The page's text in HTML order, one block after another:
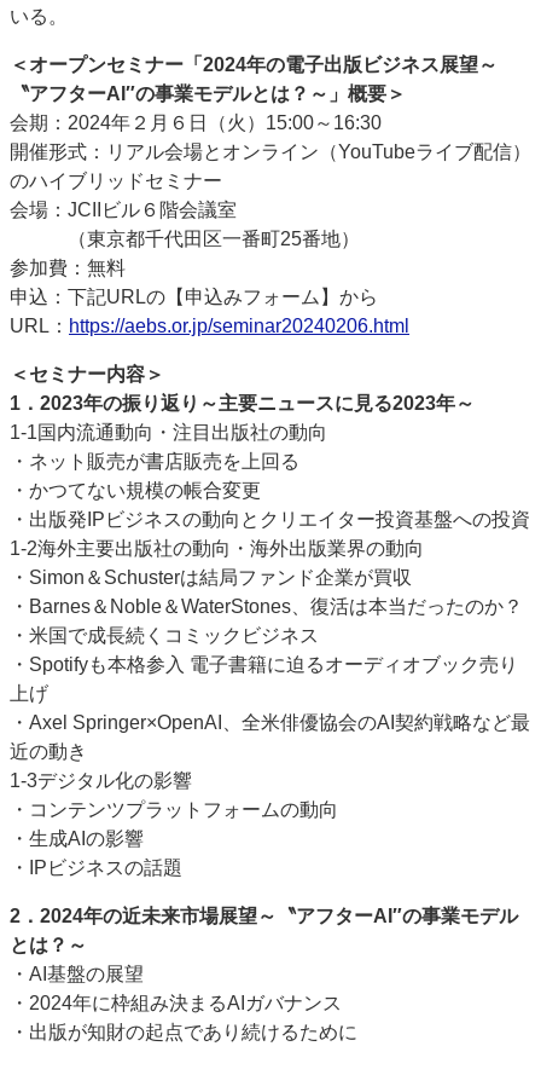
運営
会社案内
購読・購入申し込み
サイトポリシー
お問い合わせ
いる。
＜オープンセミナー「2024年の電子出版ビジネス展望～
〝アフターAI″の事業モデルとは？～」概要＞
会期：2024年２月６日（火）15:00～16:30
開催形式：リアル会場とオンライン（YouTubeライブ配信）
のハイブリッドセミナー
会場：JCIIビル６階会議室
（東京都千代田区一番町25番地）
参加費：無料
申込：下記URLの【申込みフォーム】から
URL： https://aebs.or.jp/seminar20240206.html
＜セミナー内容＞
1．2023年の振り返り～主要ニュースに見る2023年～
1-1国内流通動向・注目出版社の動向
・ネット販売が書店販売を上回る
・かつてない規模の帳合変更
・出版発IPビジネスの動向とクリエイター投資基盤への投資
1-2海外主要出版社の動向・海外出版業界の動向
・Simon＆Schusterは結局ファンド企業が買収
・Barnes＆Noble＆WaterStones、復活は本当だったのか？
・米国で成長続くコミックビジネス
・Spotifyも本格参入 電子書籍に迫るオーディオブック売り
上げ
・Axel Springer×OpenAI、全米俳優協会のAI契約戦略など最
近の動き
1-3デジタル化の影響
・コンテンツプラットフォームの動向
・生成AIの影響
・IPビジネスの話題
2．2024年の近未来市場展望～〝アフターAI″の事業モデル
とは？～
・AI基盤の展望
・2024年に枠組み決まるAIガバナンス
・出版が知財の起点であり続けるために